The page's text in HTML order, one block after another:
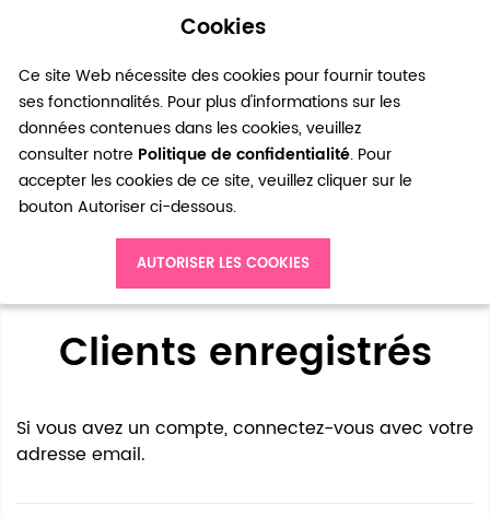
Cookies
Ce site Web nécessite des cookies pour fournir toutes
ses fonctionnalités. Pour plus d'informations sur les
données contenues dans les cookies, veuillez
consulter notre Politique de confidentialité. Pour
accepter les cookies de ce site, veuillez cliquer sur le
bouton Autoriser ci-dessous.
AUTORISER LES COOKIES
0
Accès client
Clients enregistrés
Si vous avez un compte, connectez-vous avec votre
adresse email.